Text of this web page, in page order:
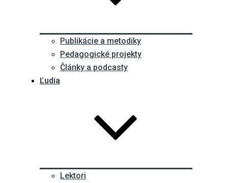
Publikácie a metodiky
Pedagogické projekty
Články a podcasty
Ľudia
Lektori